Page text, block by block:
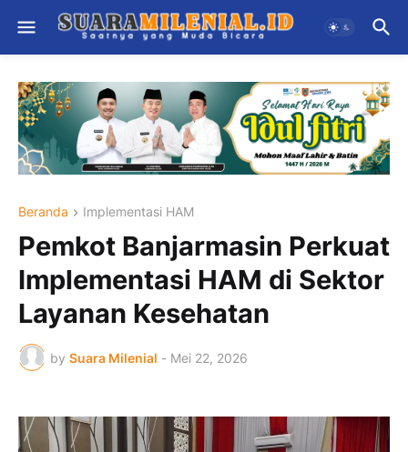
Beranda Implementasi HAM
Pemkot Banjarmasin Perkuat
Implementasi HAM di Sektor
Layanan Kesehatan
by Suara Milenial - Mei 22, 2026